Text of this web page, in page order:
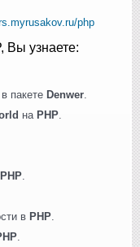
php
Вы узнаете:
пакете Denwer.
на PHP.
PHP.
в PHP.
.